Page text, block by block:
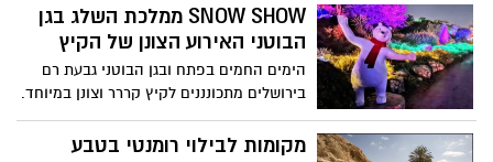
הקולינאריה הגבוהה בידיעה משמחת....
מסעדת ורנדה החדשה שמשיק מלון היוקרה
"מצודת דוד" - מטבח ירושלמי מקומי פרי
יצירתו של השף אבירם חיוקה
SNOW SHOW ממלכת השלג בגן
הבוטני האירוע הצונן של הקיץ
הימים החמים בפתח ובגן הבוטני גבעת רם
בירושלים מתכונננים לקיץ קררר וצונן במיוחד.
במהלך יולי אוגוסט מזמין הגן את הקהל
הרחב, משפחות, ילדים ומבוגרים, להגיע
מקומות לבילוי רומנטי בטבע